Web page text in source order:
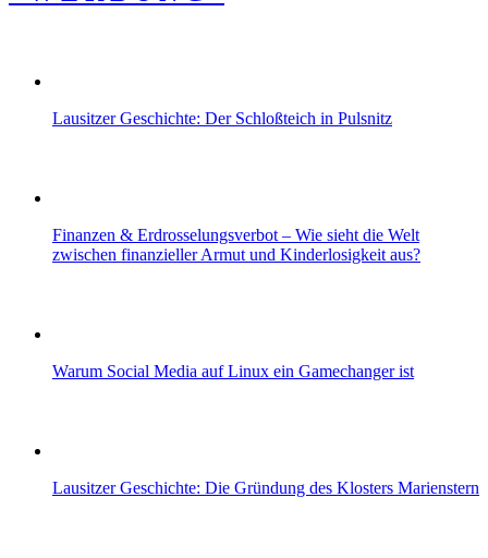
Lausitzer Geschichte: Der Schloßteich in Pulsnitz
Finanzen & Erdrosselungsverbot – Wie sieht die Welt
zwischen finanzieller Armut und Kinderlosigkeit aus?
Warum Social Media auf Linux ein Gamechanger ist
Lausitzer Geschichte: Die Gründung des Klosters Marienstern